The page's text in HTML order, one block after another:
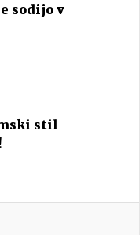
sodijo v
stil